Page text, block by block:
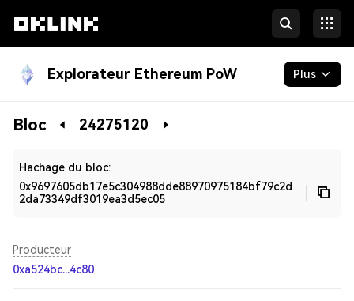
Explorateur Ethereum PoW Plus
Blockchain
Bloc 24275120
Hachage du bloc:
0x9697605db17e5c304988dde88970975184bf79c2d
2da73349df3019ea3d5ec05
Producteur
0xa524bc...4c80